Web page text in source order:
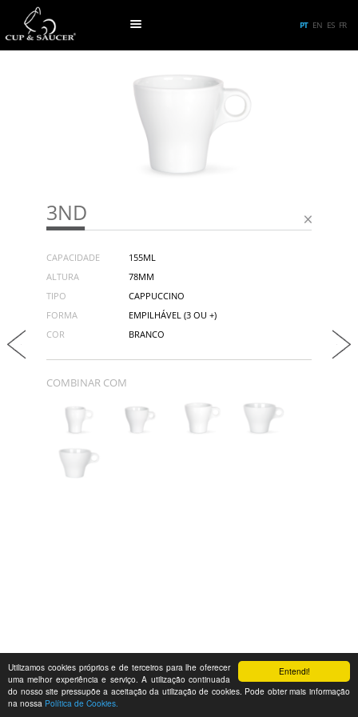
Entendi!
Utilizamos cookies próprios e de terceiros para lhe oferecer
uma melhor experiência e serviço. A utilização continuada
do nosso site pressupõe a aceitação da utilização de cookies. Pode obter mais informação
na nossa Política de Cookies.
PT EN ES FR
3ND
CAPACIDADE
155ML
ALTURA
78MM
TIPO
CAPPUCCINO
FORMA
EMPILHÁVEL (3 OU +)
COR
BRANCO
COMBINAR COM